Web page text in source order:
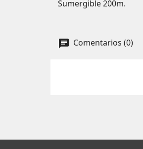
Sumergible 200m.
Comentarios (0)